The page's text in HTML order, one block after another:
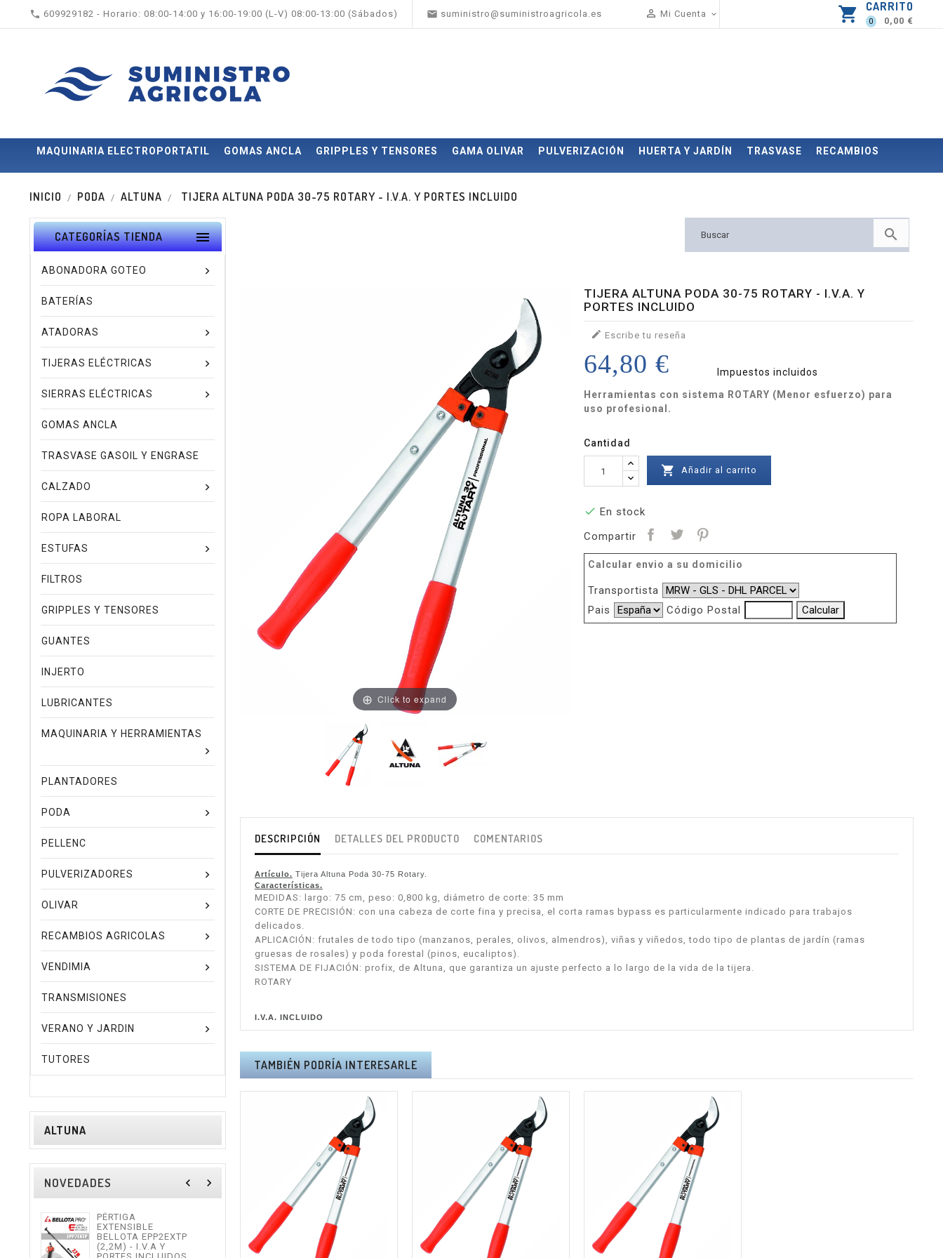
 609929182 - Horario: 08:00-14:00 y 16:00-19:00 (L-V) 08:00-13:00 (Sábados)  suministro@suministroagricola.es  Mi Cuenta  shopping_cart CARRITO
0 0,00 €
MAQUINARIA ELECTROPORTATIL GOMAS ANCLA GRIPPLES Y TENSORES GAMA OLIVAR PULVERIZACIÓN HUERTA Y JARDÍN TRASVASE RECAMBIOS
INICIO PODA ALTUNA TIJERA ALTUNA PODA 30-75 ROTARY - I.V.A. Y PORTES INCLUIDO
CATEGORÍAS TIENDA 
ABONADORA GOTEO
BATERÍAS
ATADORAS
TIJERAS ELÉCTRICAS
SIERRAS ELÉCTRICAS
GOMAS ANCLA
TRASVASE GASOIL Y ENGRASE
CALZADO
ROPA LABORAL
ESTUFAS
FILTROS
GRIPPLES Y TENSORES
GUANTES
INJERTO
LUBRICANTES
MAQUINARIA Y HERRAMIENTAS
PLANTADORES
PODA
PELLENC
PULVERIZADORES
OLIVAR
RECAMBIOS AGRICOLAS
VENDIMIA
TRANSMISIONES
VERANO Y JARDIN
TUTORES
ALTUNA
NOVEDADES navigate_before navigate_next
PÉRTIGA
EXTENSIBLE
BELLOTA EPP2EXTP
(2,2M) - I.V.A Y
TIJERA PÉRTIGA
ALTUNA AB2000 -
I.V.A Y PORTES
INCLUIDOS.
KIT ALTUNA PODA A
BATERÍA AFKIT -
I.V.A + PORTES
INCLUIDOS.

Click to expand
TIJERA ALTUNA PODA 30-75 ROTARY - I.V.A. Y
PORTES INCLUIDO
 Escribe tu reseña
64,80 €
Impuestos incluidos
Herramientas con sistema ROTARY (Menor esfuerzo) para
uso profesional.
Cantidad
 Añadir al carrito
 En stock
Compartir
Calcular envio a su domicilio
Transportista
Pais
Código Postal
DESCRIPCIÓN DETALLES DEL PRODUCTO COMENTARIOS
Artículo. Tijera Altuna Poda 30-75 Rotary.
Características.
MEDIDAS: largo: 75 cm, peso: 0,800 kg, diámetro de corte: 35 mm
CORTE DE PRECISIÓN: con una cabeza de corte fina y precisa, el corta ramas bypass es particularmente indicado para trabajos
delicados.
APLICACIÓN: frutales de todo tipo (manzanos, perales, olivos, almendros), viñas y viñedos, todo tipo de plantas de jardín (ramas
gruesas de rosales) y poda forestal (pinos, eucaliptos).
SISTEMA DE FIJACIÓN: profix, de Altuna, que garantiza un ajuste perfecto a lo largo de la vida de la tijera.
ROTARY
I.V.A. INCLUIDO
TAMBIÉN PODRÍA INTERESARLE